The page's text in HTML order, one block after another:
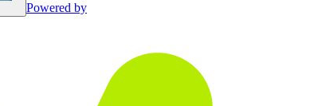
Powered by